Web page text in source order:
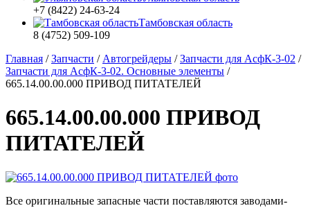
+7 (8422) 24-63-24
Тамбовская область
8 (4752) 509-109
Главная /Запчасти / Автогрейдеры /Запчасти для АсфК-3-02 /
Запчасти для АсфК-3-02. Основные элементы /
665.14.00.00.000 ПРИВОД ПИТАТЕЛЕЙ
665.14.00.00.000 ПРИВОД
ПИТАТЕЛЕЙ
Все оригинальные запасные части поставляются заводами-